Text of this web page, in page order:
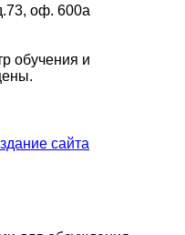
оф. 600а
обучения и
сайта